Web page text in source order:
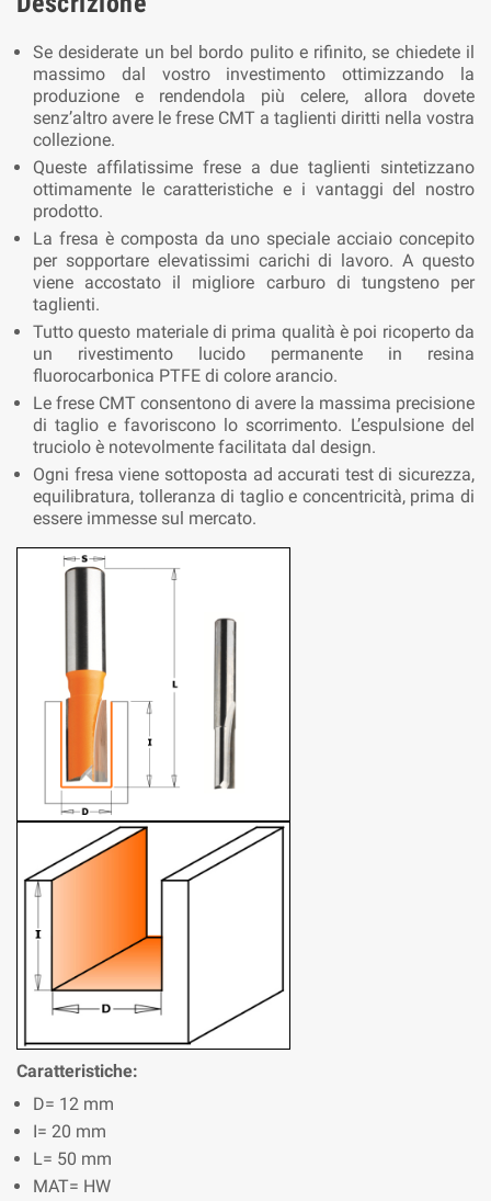
Se desiderate un bel bordo pulito e rifinito, se chiedete il
massimo dal vostro investimento ottimizzando la
produzione e rendendola più celere, allora dovete
senz’altro avere le frese CMT a taglienti diritti nella vostra
collezione.
Queste affilatissime frese a due taglienti sintetizzano
ottimamente le caratteristiche e i vantaggi del nostro
prodotto.
La fresa è composta da uno speciale acciaio concepito
per sopportare elevatissimi carichi di lavoro. A questo
viene accostato il migliore carburo di tungsteno per
taglienti.
Tutto questo materiale di prima qualità è poi ricoperto da
un rivestimento lucido permanente in resina
fluorocarbonica PTFE di colore arancio.
Le frese CMT consentono di avere la massima precisione
di taglio e favoriscono lo scorrimento. L’espulsione del
truciolo è notevolmente facilitata dal design.
Ogni fresa viene sottoposta ad accurati test di sicurezza,
equilibratura, tolleranza di taglio e concentricità, prima di
essere immesse sul mercato.
Caratteristiche:
D= 12 mm
I= 20 mm
L= 50 mm
MAT= HW